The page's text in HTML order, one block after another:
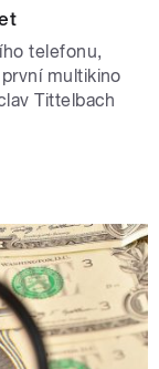
telefonu,
multikino
Tittelbach